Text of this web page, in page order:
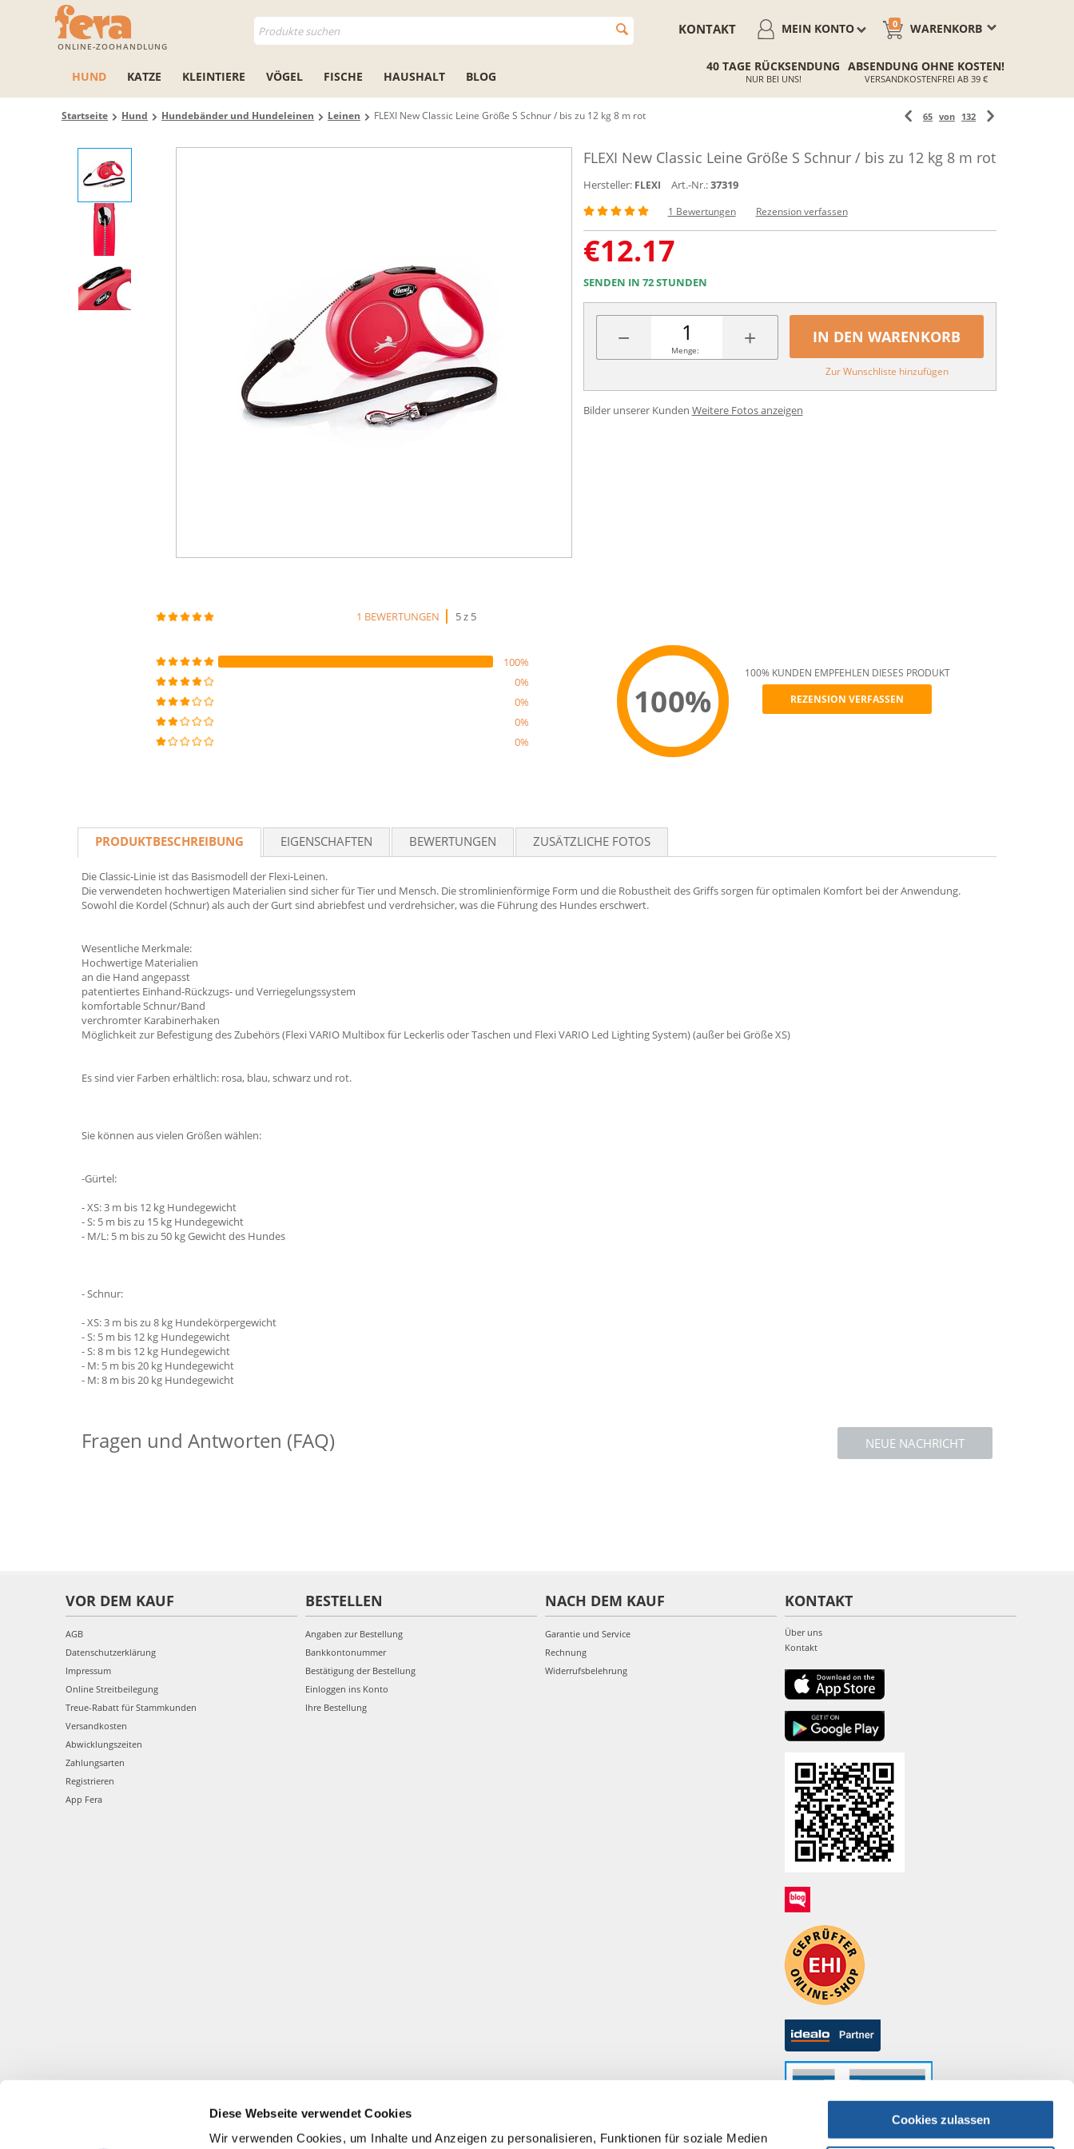
Diese Webseite verwendet Cookies
Wir verwenden Cookies, um Inhalte und Anzeigen zu personalisieren, Funktionen für soziale Medien
Cookies zulassen
ONLINE-ZOOHANDLUNG
WARENKORB
0
MEIN KONTO
KONTAKT
HUND KATZE KLEINTIERE VÖGEL FISCHE HAUSHALT BLOG
40 TAGE RÜCKSENDUNG
NUR BEI UNS!
ABSENDUNG OHNE KOSTEN!
VERSANDKOSTENFREI AB 39 €
Startseite Hund Hundebänder und Hundeleinen Leinen FLEXI New Classic Leine Größe S Schnur / bis zu 12 kg 8 m rot 65 von 132
FLEXI New Classic Leine Größe S Schnur / bis zu 12 kg 8 m rot
Hersteller: FLEXI Art.-Nr.:37319
1 Bewertungen Rezension verfassen
€12.17
SENDEN IN 72 STUNDEN
− +
Menge:
IN DEN WARENKORB
Zur Wunschliste hinzufügen
Bilder unserer Kunden Weitere Fotos anzeigen
1 BEWERTUNGEN 5 z 5
100%
0%
0%
0%
0%
100%
Recommend
100% KUNDEN EMPFEHLEN DIESES PRODUKT
REZENSION VERFASSEN
PRODUKTBESCHREIBUNG EIGENSCHAFTEN BEWERTUNGEN ZUSÄTZLICHE FOTOS
Die Classic-Linie ist das Basismodell der Flexi-Leinen.
Die verwendeten hochwertigen Materialien sind sicher für Tier und Mensch. Die stromlinienförmige Form und die Robustheit des Griffs sorgen für optimalen Komfort bei der Anwendung.
Sowohl die Kordel (Schnur) als auch der Gurt sind abriebfest und verdrehsicher, was die Führung des Hundes erschwert.
Wesentliche Merkmale:
Hochwertige Materialien
an die Hand angepasst
patentiertes Einhand-Rückzugs- und Verriegelungssystem
komfortable Schnur/Band
verchromter Karabinerhaken
Möglichkeit zur Befestigung des Zubehörs (Flexi VARIO Multibox für Leckerlis oder Taschen und Flexi VARIO Led Lighting System) (außer bei Größe XS)
Es sind vier Farben erhältlich: rosa, blau, schwarz und rot.
Sie können aus vielen Größen wählen:
-Gürtel:
- XS: 3 m bis 12 kg Hundegewicht
- S: 5 m bis zu 15 kg Hundegewicht
- M/L: 5 m bis zu 50 kg Gewicht des Hundes
- Schnur:
- XS: 3 m bis zu 8 kg Hundekörpergewicht
- S: 5 m bis 12 kg Hundegewicht
- S: 8 m bis 12 kg Hundegewicht
- M: 5 m bis 20 kg Hundegewicht
- M: 8 m bis 20 kg Hundegewicht
NEUE NACHRICHT
Fragen und Antworten (FAQ)
VOR DEM KAUF
AGB
Datenschutzerklärung
Impressum
Online Streitbeilegung
Treue-Rabatt für Stammkunden
Versandkosten
Abwicklungszeiten
Zahlungsarten
Registrieren
App Fera
BESTELLEN
Angaben zur Bestellung
Bankkontonummer
Bestätigung der Bestellung
Einloggen ins Konto
Ihre Bestellung
NACH DEM KAUF
Garantie und Service
Rechnung
Widerrufsbelehrung
KONTAKT
Über uns
Kontakt